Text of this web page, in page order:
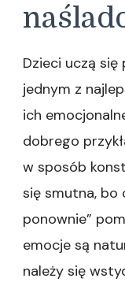
Dzieci uczą
jednym z
ich
dobrego
w sposób
się smutna, bo
ponownie”
emocje są
należy się